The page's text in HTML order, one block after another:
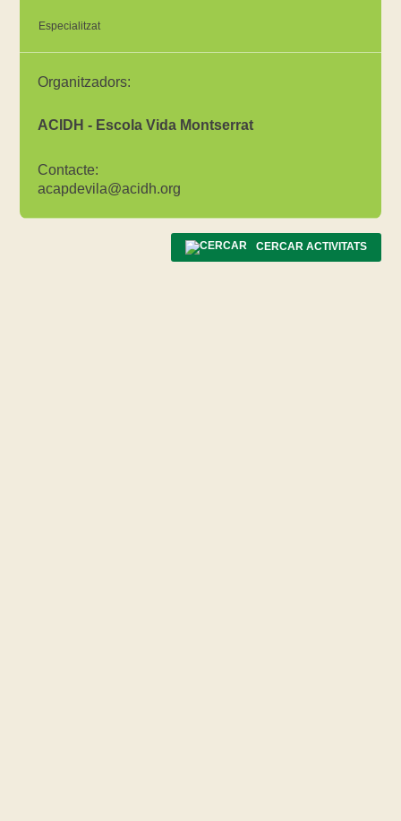
Especialitzat
Organitzadors:
ACIDH - Escola Vida Montserrat
Contacte:
acapdevila@acidh.org
CERCAR ACTIVITATS